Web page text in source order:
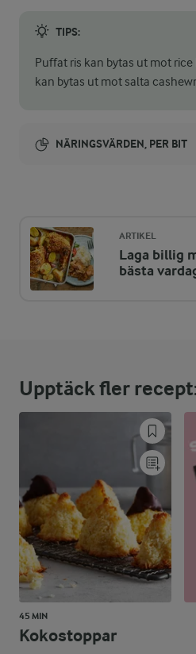
TIPS:
Puffat ris kan bytas ut mot
kan bytas ut mot salta
NÄRINGSVÄRDEN, PER BIT
ENERGIDISTRIBUTION %
NÄRINGSVÄRDEN PER BIT
Fett:
44,3 %
4,6 g
ARTIKEL
Laga billig
bästa
Upptäck fler
45 MIN
Kokostoppar